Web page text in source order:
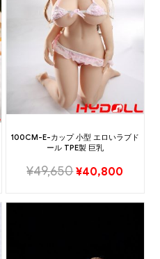
100CM-E-カップ 小型 エロいラブド
ール TPE製 巨乳
¥49,650 ¥40,800